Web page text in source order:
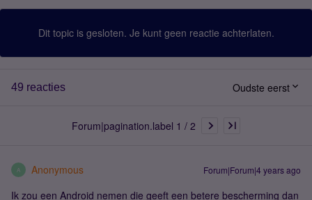
Dit topic is gesloten. Je kunt geen reactie achterlaten.
49 reacties Oudste eerst
Forum|pagination.label 1 / 2
A Anonymous Forum|Forum|4 years ago
Ik zou een Android nemen die geeft een betere bescherming dan